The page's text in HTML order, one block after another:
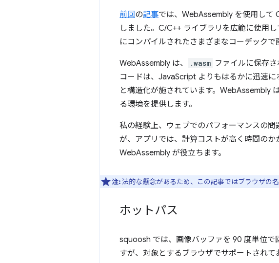
前回の記事では、WebAssembly を使用して
しました。C/C++ ライブラリを広範に使用
にコンパイルされたさまざまなコーデックで
WebAssembly は、 .wasm ファイルに保存
コードは、JavaScript よりもはるかに迅速
と構造化が施されています。WebAssembly
る環境を提供します。
私の経験上、ウェブでのパフォーマンスの
が、アプリでは、計算コストが高く時間の
WebAssembly が役立ちます。
注:法的な懸念があるため、この記事ではブラウザの名
ホットパス
squoosh では、画像バッファを 90 度単位で
すが、対象とするブラウザでサポートされて